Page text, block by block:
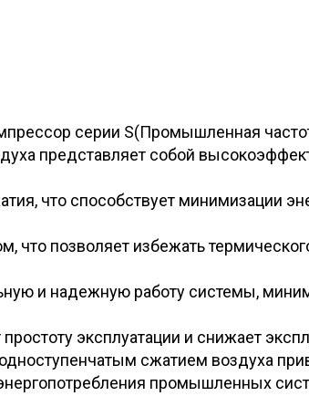
серии S(Промышленная
представляет собой
что способствует минимизации
что позволяет избежать
и надежную работу системы,
эксплуатации и снижает
сжатием воздуха
промышленных